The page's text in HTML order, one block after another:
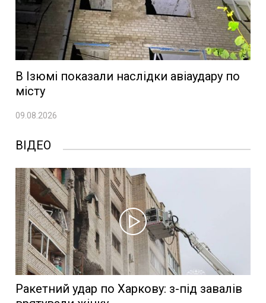
В Ізюмі показали наслідки авіаудару по
місту
09.08.2026
ВІДЕО
Ракетний удар по Харкову: з-під завалів